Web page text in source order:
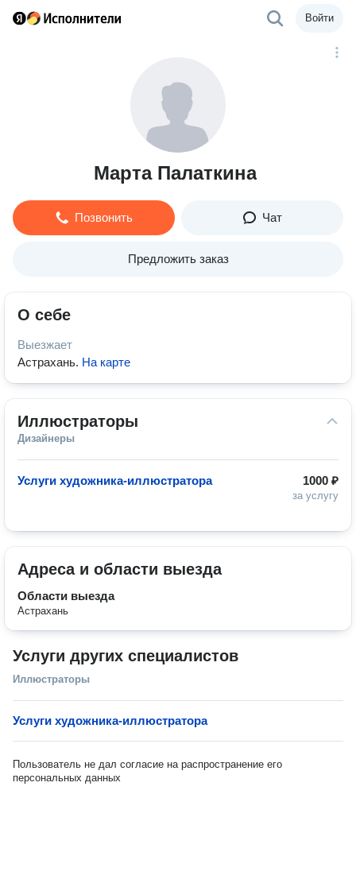
Войти
Марта Палаткина
Позвонить Чат
Предложить заказ
О себе
Выезжает
Астрахань. На карте
Иллюстраторы
Дизайнеры
1000 ₽
за услугу
Услуги художника-иллюстратора
Адреса и области выезда
Области выезда
Астрахань
Услуги других специалистов
Иллюстраторы
Услуги художника-иллюстратора
Пользователь не дал согласие на распространение его
персональных данных